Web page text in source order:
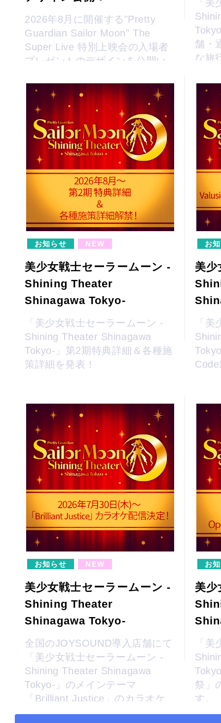
2026年8月に開催する"Pretty
Guardian Sailor Moon" The
Super Live 特別上映会の入場者
プレゼントのデザインを公開い
中ですので...
「
舗・
な旅
お知らせ NEW
美少女戦士セーラームーン -
Shining Theater
Shinagawa Tokyo-
「美少女戦士セーラームーン -
Shining Theater Shinagawa
Tokyo-」第2期特典詳細＆各種施
策詳細を発表！
お
美
「
お知らせ NEW
美少女戦士セーラームーン -
Shining Theater
Shinagawa Tokyo-
全国のJOYSOUND導入店舗にて
「美少女戦士セーラームーン -
Shining Theater Shinagawa
Tokyo-」のメインテーマ
「Brilliant Justice」のカラオケ
配信決定！
お
美
「
祭」
す。